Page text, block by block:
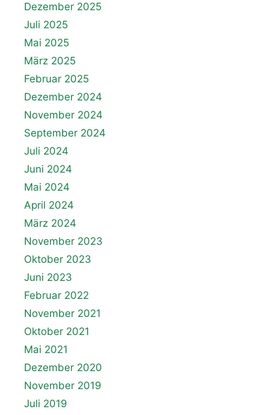
Dezember 2025
Juli 2025
Mai 2025
März 2025
Februar 2025
Dezember 2024
November 2024
September 2024
Juli 2024
Juni 2024
Mai 2024
April 2024
März 2024
November 2023
Oktober 2023
Juni 2023
Februar 2022
November 2021
Oktober 2021
Mai 2021
Dezember 2020
November 2019
Juli 2019